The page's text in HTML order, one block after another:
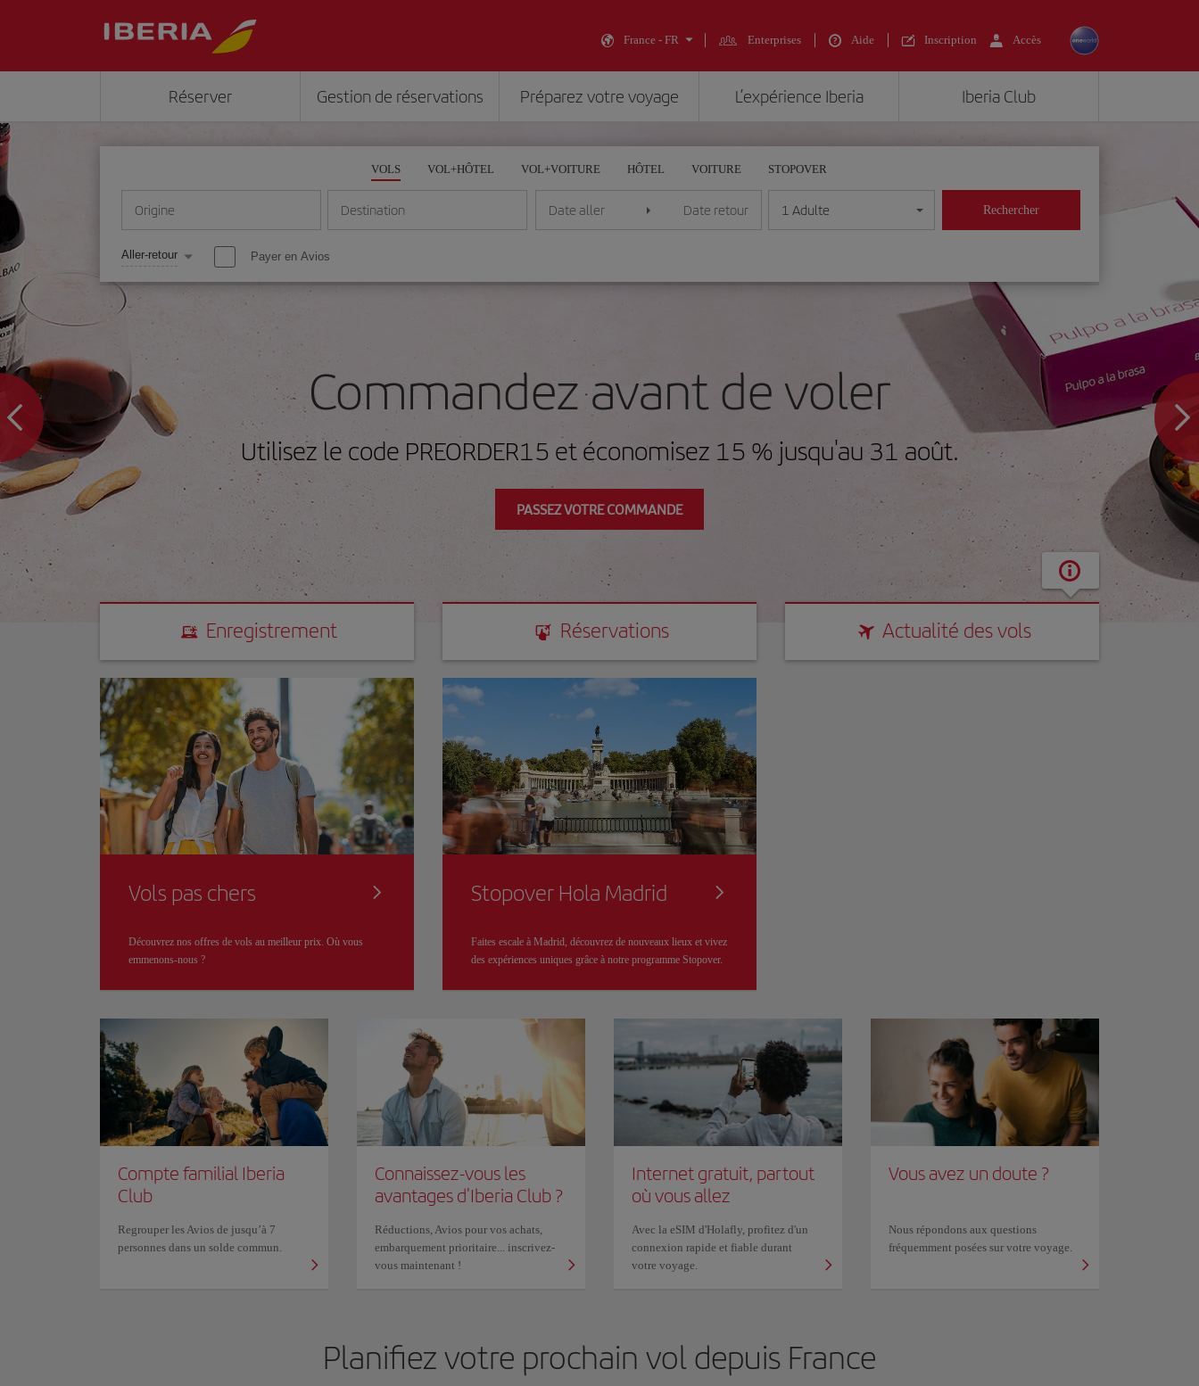
France - FR Enterprises Aide Inscription Accès
Réserver Gestion de réservations Préparez votre voyage L’expérience Iberia Iberia Club
VOLS VOL+HÔTEL VOL+VOITURE HÔTEL VOITURE STOPOVER
Origine Destination
Aller-retour Payer en Avios
Date aller Date retour 1 Adulte Rechercher
Commandez avant de voler
Utilisez le code PREORDER15 et économisez 15 % jusqu'au 31 août.
PASSEZ VOTRE COMMANDE
Enregistrement
Enregistrement Réservations
Réservations Actualité des vols
Actualité des vols
Vols pas chers
Découvrez nos offres de vols au meilleur prix. Où vous
emmenons-nous ?
Stopover Hola Madrid
Faites escale à Madrid, découvrez de nouveaux lieux et vivez
des expériences uniques grâce à notre programme Stopover.
Compte familial Iberia
Club
Regrouper les Avios de jusqu’à 7
personnes dans un solde commun.
Connaissez-vous les
avantages d'Iberia Club ?
Réductions, Avios pour vos achats,
embarquement prioritaire... inscrivez-
vous maintenant !
Internet gratuit, partout
où vous allez
Avec la eSIM d'Holafly, profitez d'un
connexion rapide et fiable durant
votre voyage.
Vous avez un doute ?
Nous répondons aux questions
fréquemment posées sur votre voyage.
Planifiez votre prochain vol depuis France